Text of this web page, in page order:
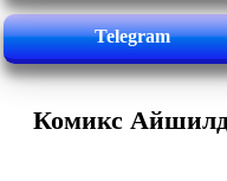
Telegram
Комикс Айшилд